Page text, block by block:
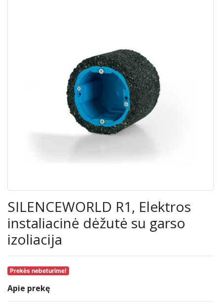
SILENCEWORLD R1, Elektros
instaliacinė dėžutė su garso
izoliacija
Prekės nebeturime!
Apie prekę